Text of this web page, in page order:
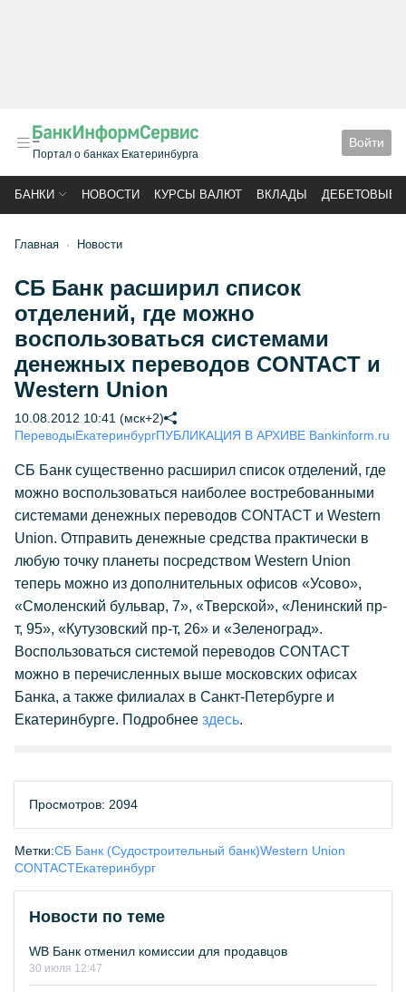
Портал о банках Екатеринбурга
Войти
БАНКИ НОВОСТИ КУРСЫ ВАЛЮТ ВКЛАДЫ ДЕБЕТОВЫЕ
Главная Новости
СБ Банк расширил список
отделений, где можно
воспользоваться системами
денежных переводов CONTACT и
Western Union
10.08.2012 10:41 (мск+2)
ПереводыЕкатеринбургПУБЛИКАЦИЯ В АРХИВЕ Bankinform.ru
СБ Банк существенно расширил список отделений, где
можно воспользоваться наиболее востребованными
системами денежных переводов CONTACT и Western
Union. Отправить денежные средства практически в
любую точку планеты посредством Western Union
теперь можно из дополнительных офисов «Усово»,
«Смоленский бульвар, 7», «Тверской», «Ленинский пр-
т, 95», «Кутузовский пр-т, 26» и «Зеленоград».
Воспользоваться системой переводов CONTACT
можно в перечисленных выше московских офисах
Банка, а также филиалах в Санкт-Петербурге и
Екатеринбурге. Подробнее здесь.
Просмотров: 2094
Метки:СБ Банк (Судостроительный банк)Western Union
CONTACTЕкатеринбург
Новости по теме
WB Банк отменил комиссии для продавцов
30 июля 12:47